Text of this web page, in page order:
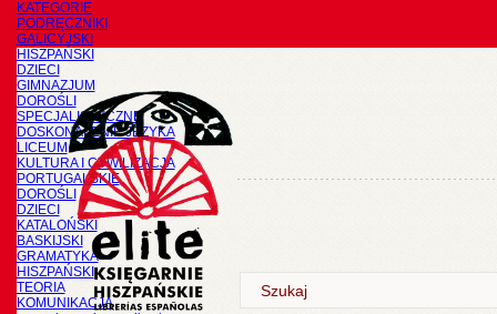
KATEGORIE
PODRĘCZNIKI
GALICYJSKI
HISZPAŃSKI
DZIECI
GIMNAZJUM
DOROŚLI
SPECJALISTYCZNE
DOSKONALENIE JĘZYKA
LICEUM
KULTURA I CYWILIZACJA
PORTUGALSKIE
DOROŚLI
DZIECI
KATALOŃSKI
BASKIJSKI
GRAMATYKA
HISZPAŃSKI
TEORIA
KOMUNIKACJA